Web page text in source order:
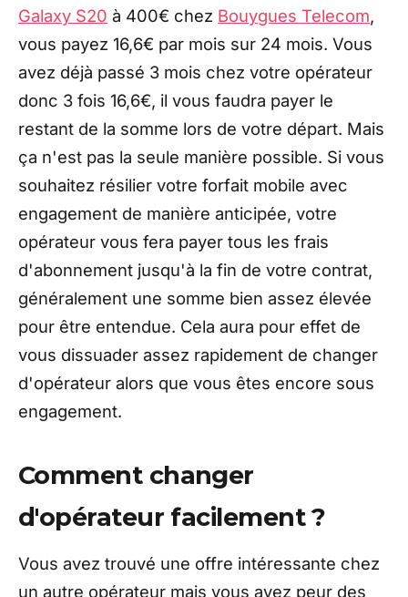
Galaxy S20 à 400€ chez Bouygues Telecom,
vous payez 16,6€ par mois sur 24 mois. Vous
avez déjà passé 3 mois chez votre opérateur
donc 3 fois 16,6€, il vous faudra payer le
restant de la somme lors de votre départ. Mais
ça n'est pas la seule manière possible. Si vous
souhaitez résilier votre forfait mobile avec
engagement de manière anticipée, votre
opérateur vous fera payer tous les frais
d'abonnement jusqu'à la fin de votre contrat,
généralement une somme bien assez élevée
pour être entendue. Cela aura pour effet de
vous dissuader assez rapidement de changer
d'opérateur alors que vous êtes encore sous
engagement.
Comment changer
d'opérateur facilement ?
Vous avez trouvé une offre intéressante chez
un autre opérateur mais vous avez peur des